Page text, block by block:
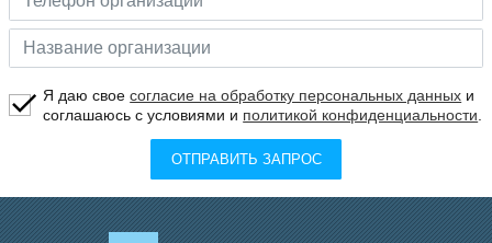
Я даю своесогласие на обработку персональных данных и
соглашаюсь с условиями и политикой конфиденциальности
ОТПРАВИТЬ ЗАПРОС